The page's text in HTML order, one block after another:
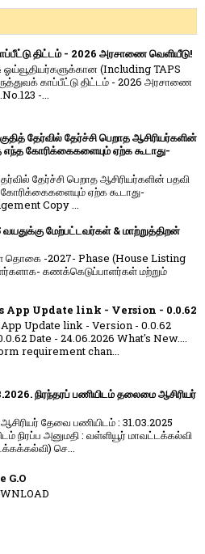
திட்டம் - 2026 அரசாணை வெளியீடு!
ஓய்வூதியர்களுக்கான (Including TAPS
காப்பீட்டு திட்டம் - 2026 அரசாணை
-...
தேர்வில் தேர்ச்சி பெறாத ஆசிரியர்களின்
எந்த கோரிக்கைகளையும் ஏற்க கூடாது-
தேர்ச்சி பெறாத ஆசிரியர்களின் பதவி
கோரிக்கைகளையும் ஏற்க கூடாது-
Copy ...
மேற்பட்டவர்கள் & மாற்றுத்திறன்
தொகை -2027- Phase (House Listing
கணக்கெடுப்பாளர்கள் மற்றும்
App Update link - Version - 0.0.62
Update link - Version - 0.0.62
Date - 24.06.2026 What's New....
requirement chan...
நிரந்தரப் பணியிடம் தலைமை ஆசிரியர்
தேவை பணியிடம் : 31.03.2025
நிரப்ப அனுமதி : வள்ளியூர் மாவட்டக்கல்வி
செ...
G.O